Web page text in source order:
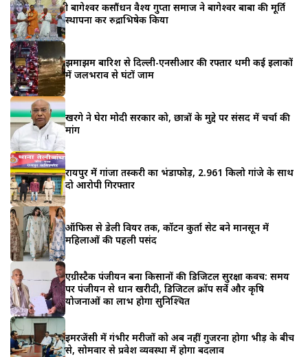
श्री बागेश्वर कसौंधन वैश्य गुप्ता समाज ने बागेश्वर बाबा की मूर्ति
स्थापना कर रुद्राभिषेक किया
झमाझम बारिश से दिल्ली-एनसीआर की रफ्तार थमी कई इलाकों
में जलभराव से घंटों जाम
खरगे ने घेरा मोदी सरकार को, छात्रों के मुद्दे पर संसद में चर्चा की
मांग
रायपुर में गांजा तस्करी का भंडाफोड़, 2.961 किलो गांजे के साथ
दो आरोपी गिरफ्तार
ऑफिस से डेली वियर तक, कॉटन कुर्ता सेट बने मानसून में
महिलाओं की पहली पसंद
एग्रीस्टैक पंजीयन बना किसानों की डिजिटल सुरक्षा कवच: समय
पर पंजीयन से धान खरीदी, डिजिटल क्रॉप सर्वे और कृषि
योजनाओं का लाभ होगा सुनिश्चित
इमरजेंसी में गंभीर मरीजों को अब नहीं गुजरना होगा भीड़ के बीच
से, सोमवार से प्रवेश व्यवस्था में होगा बदलाव